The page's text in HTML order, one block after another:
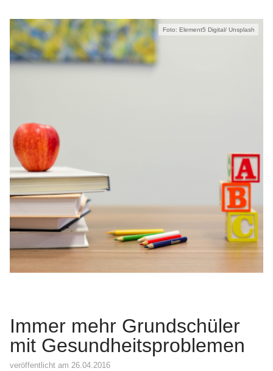
Immer mehr Grundschüler
mit Gesundheitsproblemen
veröffentlicht am 26.04.2016
Foto: Element5 Digital/ Unsplash